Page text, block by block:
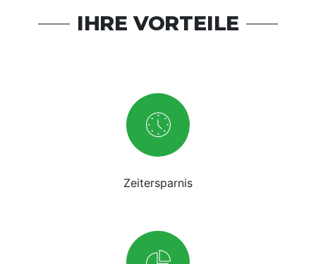
IHRE VORTEILE
Zeitersparnis